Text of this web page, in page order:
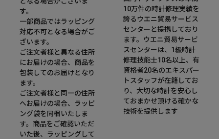
す。
一部商品ではラッピング
対応不可となる場合がご
ざいます。
ご注文者様と異なる住所
にお届けの場合、商品を
包装してのお届けとなり
ます。
ご注文者様と同一の住所
へお届けの場合、ラッピ
ング袋を同梱いたしま
す。商品をご確認いただ
いた後、ラッピングして
10万件の時計修理実績を
誇るウエニ貿易サービス
センターと提携しており
ます。ウエニ貿易サービ
スセンターは、1級時計
修理技能士10名以上、有
資格者20名のエキスパー
トスタッフが在籍してお
り、大切な時計を安心し
ておまかせ頂ける確かな
技術を提供します